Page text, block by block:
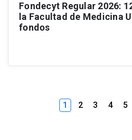
Fondecyt Regular 2026:
la Facultad de Medicina
fondos
1 2 3 4 5